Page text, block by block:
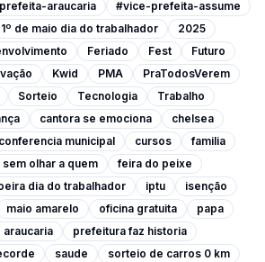
araucaria
#vice-prefeita-assume
1º de maio dia do trabalhador
2025
Feriado Fest
Futuro
Kwid PMA
PraTodosVerem
Sorteio Tecnologia
Trabalho
cantora se emociona
chelsea
conferencia municipal cursos
familia
olhar a quem
feira do peixe
dia do trabalhador
iptu
isenção
maio amarelo oficina gratuita
papa
prefeitura faz historia
saude sorteio de carros 0 km